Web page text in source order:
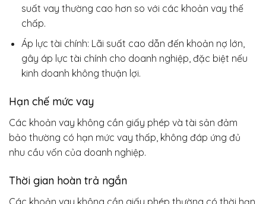
suất vay thường cao hơn so với các khoản vay thế
chấp.
Áp lực tài chính: Lãi suất cao dẫn đến khoản nợ lớn,
gây áp lực tài chính cho doanh nghiệp, đặc biệt nếu
kinh doanh không thuận lợi.
Hạn chế mức vay
Các khoản vay không cần giấy phép và tài sản đảm
bảo thường có hạn mức vay thấp, không đáp ứng đủ
nhu cầu vốn của doanh nghiệp.
Thời gian hoàn trả ngắn
Các khoản vay không cần giấy phép thường có thời hạn